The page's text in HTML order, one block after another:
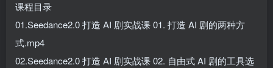
课程目录
01.Seedance2.0 打造 AI 剧实战课 01. 打造 AI 剧的两种方
式.mp4
02.Seedance2.0 打造 AI 剧实战课 02. 自由式 AI 剧的工具选